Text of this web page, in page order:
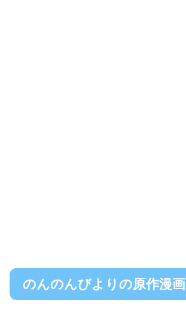
のんのんびよりの原作漫画